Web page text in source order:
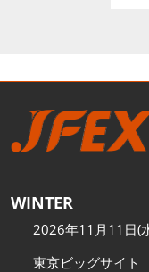
WINTER
2026年11月11日(
東京ビッグサイト